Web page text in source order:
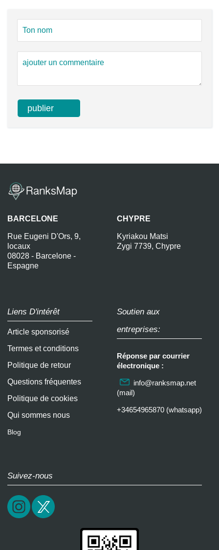
BARCELONE
Rue Eugeni D'Ors, 9,
locaux
08028 - Barcelone -
Espagne
CHYPRE
Kyriakou Matsi
Zygi 7739, Chypre
Liens D'intérêt
Article sponsorisé
Termes et conditions
Politique de retour
Questions fréquentes
Politique de cookies
Qui sommes nous
Blog
Soutien aux
entreprises:
Réponse par courrier
électronique :
info@ranksmap.net
(mail)
+34654965870 (whatsapp)
Suivez-nous